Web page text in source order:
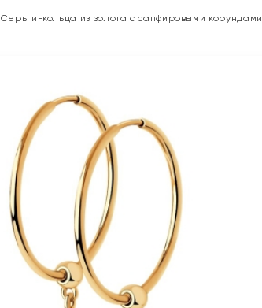
Серьги-кольца из золота с сапфировыми корундами